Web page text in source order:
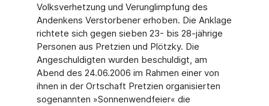
Volksverhetzung und Verunglimpfung des
Andenkens Verstorbener erhoben. Die Anklage
richtete sich gegen sieben 23- bis 28-jährige
Personen aus Pretzien und Plötzky. Die
Angeschuldigten wurden beschuldigt, am
Abend des 24.06.2006 im Rahmen einer von
ihnen in der Ortschaft Pretzien organisierten
sogenannten »Sonnenwendfeier« die